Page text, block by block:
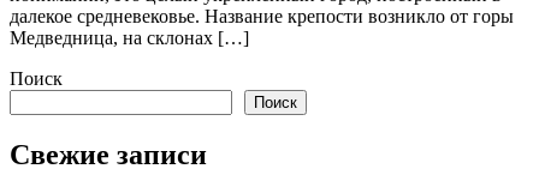
далекое средневековье. Название крепости возникло от горы
Медведница, на склонах […]
Поиск
Поиск
Свежие записи